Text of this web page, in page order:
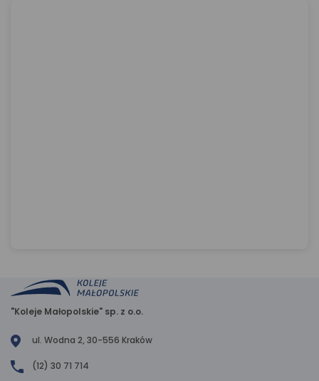
"Koleje Małopolskie" sp. z o.o.
ul. Wodna 2, 30-556 Kraków
(12) 30 71 714